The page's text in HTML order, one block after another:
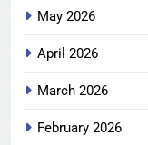
May 2026
April 2026
March 2026
February 2026